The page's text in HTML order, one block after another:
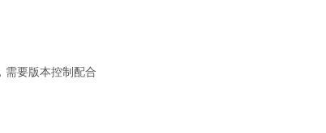
需要版本控制配合